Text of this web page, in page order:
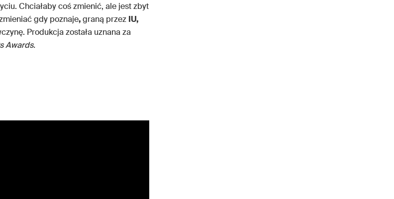
Chciałaby coś zmienić, ale jest zbyt
gdy poznaje,graną przez IU,
Produkcja została uznana za
Awards.